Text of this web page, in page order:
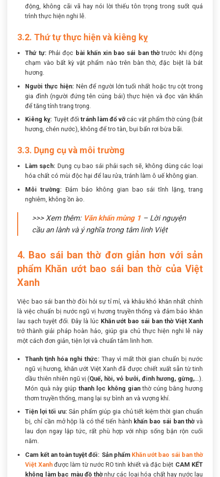
động, không cãi vã hay nói lời thiếu tôn trọng trong suốt quá
trình thực hiện nghi lễ.
3.2. Thứ tự thực hiện và kiêng kỵ
Thứ tự: Phải đọc bài khấn xin bao sái ban thờtrước khi động
chạm vào bất kỳ vật phẩm nào trên bàn thờ, đặc biệt là bát
hương.
Người thực hiện: Nên để người lớn tuổi nhất hoặc trụ cột trong
gia đình (người đứng tên cúng bái) thực hiện và đọc văn khấn
để tăng tính trang trọng.
Kiêng kỵ: Tuyệt đối tránh làm đổ vỡcác vật phẩm thờ cúng (bát
hương, chén nước), không để tro tàn, bụi bẩn rơi bừa bãi.
3.3. Dụng cụ và môi trường
Làm sạch: Dụng cụ bao sái phải sạch sẽ, không dùng các loại
hóa chất có mùi độc hại để lau rửa, tránh làm ô uế không gian.
Môi trường: Đảm bảo không gian bao sái tĩnh lặng, trang
nghiêm, không ồn ào.
>>> Xem thêm: Văn khấn mùng 1 – Lời nguyện
cầu an lành và ý nghĩa trong tâm linh Việt
4. Bao sái ban thờ đơn giản hơn với sản
phẩm Khăn ướt bao sái ban thờ của Việt
Xanh
Việc bao sái ban thờ đòi hỏi sự tỉ mỉ, và khâu khó khăn nhất chính
là việc chuẩn bị nước ngũ vị hương truyền thống và đảm bảo khăn
lau sạch tuyệt đối. Đây là lúc Khăn ướt bao sái ban thờ Việt Xanh
trở thành giải pháp hoàn hảo, giúp gia chủ thực hiện nghi lễ này
một cách đơn giản, tiện lợi và chuẩn tâm linh hơn.
Thanh tịnh hóa nghi thức: Thay vì mất thời gian chuẩn bị nước
ngũ vị hương, khăn ướt Việt Xanh đã được chiết xuất sẵn từ tinh
dầu thiên nhiên ngũ vị (Quế, hồi, vỏ bưởi, đinh hương, gừng, …).
Món quà này giúpthanh lọc không gian thờ cúng bằng hương
thơm truyền thống, mang lại sự bình an và vượng khí.
Tiện lợi tối ưu: Sản phẩm giúp gia chủ tiết kiệm thời gian chuẩn
bị, chỉ cần mở hộp là có thể tiến hành khấn bao sái ban thờvà
lau dọn ngay lập tức, rất phù hợp với nhịp sống bận rộn cuối
năm.
Cam kết an toàn tuyệt đối: Sản phẩm Khăn ướt bao sái ban thờ
Việt Xanhđược làm từ nước RO tinh khiết và đặc biệt CAM KẾT
không làm bạc màu đồ thờnhư các loại hóa chất hay nước lau